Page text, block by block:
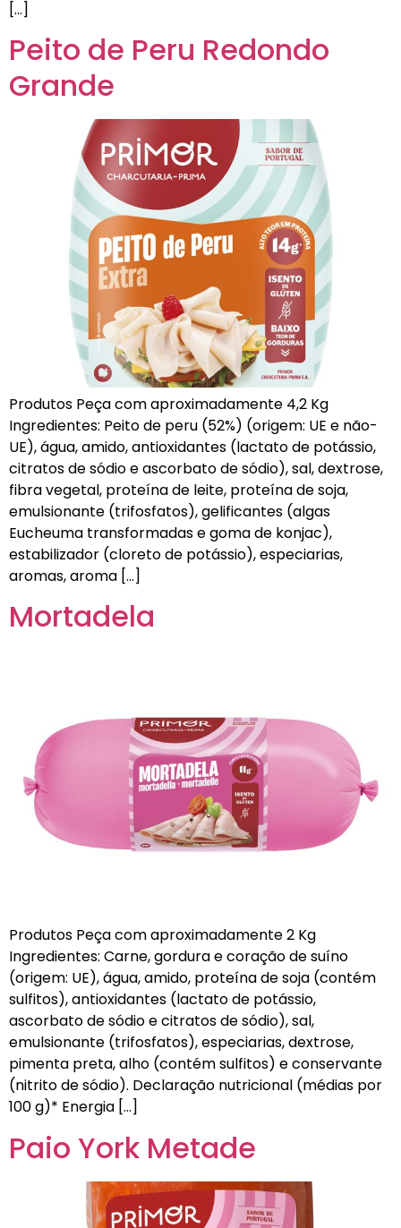
[…]
Peito de Peru Redondo
Grande
Produtos Peça com aproximadamente 4,2 Kg
Ingredientes: Peito de peru (52%) (origem: UE e não-
UE), água, amido, antioxidantes (lactato de potássio,
citratos de sódio e ascorbato de sódio), sal, dextrose,
fibra vegetal, proteína de leite, proteína de soja,
emulsionante (trifosfatos), gelificantes (algas
Eucheuma transformadas e goma de konjac),
estabilizador (cloreto de potássio), especiarias,
aromas, aroma […]
Mortadela
Produtos Peça com aproximadamente 2 Kg
Ingredientes: Carne, gordura e coração de suíno
(origem: UE), água, amido, proteína de soja (contém
sulfitos), antioxidantes (lactato de potássio,
ascorbato de sódio e citratos de sódio), sal,
emulsionante (trifosfatos), especiarias, dextrose,
pimenta preta, alho (contém sulfitos) e conservante
(nitrito de sódio). Declaração nutricional (médias por
100 g)* Energia […]
Paio York Metade